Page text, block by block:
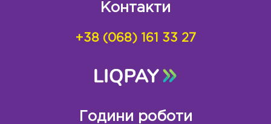
Контакти
+38 (068) 161 33 27
Години роботи